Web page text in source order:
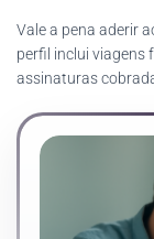
Vale a pena aderir
perfil inclui viagens
assinaturas